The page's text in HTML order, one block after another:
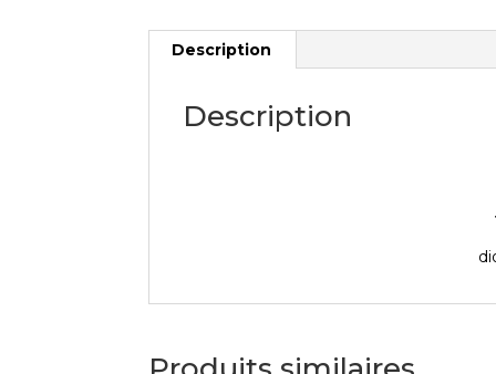
Description
Description